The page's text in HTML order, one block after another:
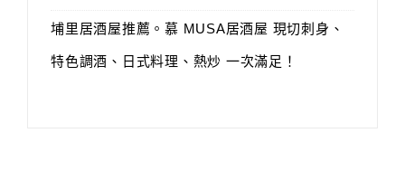
埔里居酒屋推薦。慕 MUSA居酒屋 現切刺身、
特色調酒、日式料理、熱炒 一次滿足！